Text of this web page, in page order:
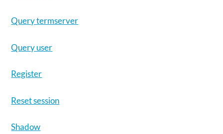
Query termserver
Query user
Register
Reset session
Shadow